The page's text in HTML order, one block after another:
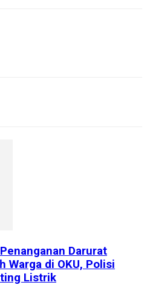
Darurat
Warga di OKU, Polisi
Listrik